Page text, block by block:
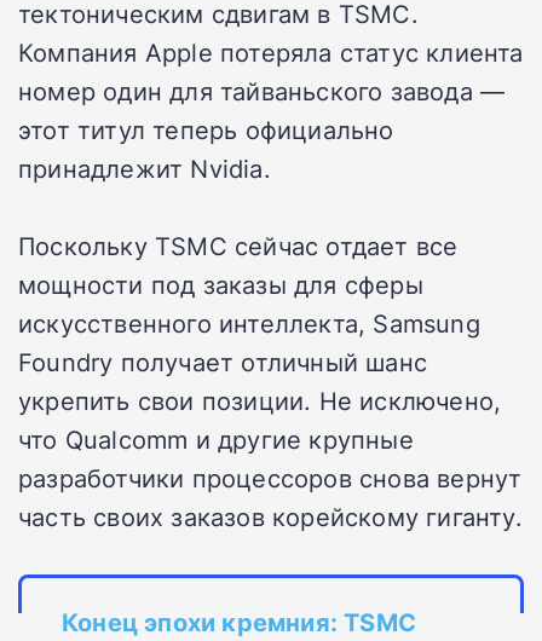
тектоническим сдвигам в TSMC.
Компания Apple потеряла статус клиента
номер один для тайваньского завода —
этот титул теперь официально
принадлежит Nvidia.
Поскольку TSMC сейчас отдает все
мощности под заказы для сферы
искусственного интеллекта, Samsung
Foundry получает отличный шанс
укрепить свои позиции. Не исключено,
что Qualcomm и другие крупные
разработчики процессоров снова вернут
часть своих заказов корейскому гиганту.
Конец эпохи кремния: TSMC